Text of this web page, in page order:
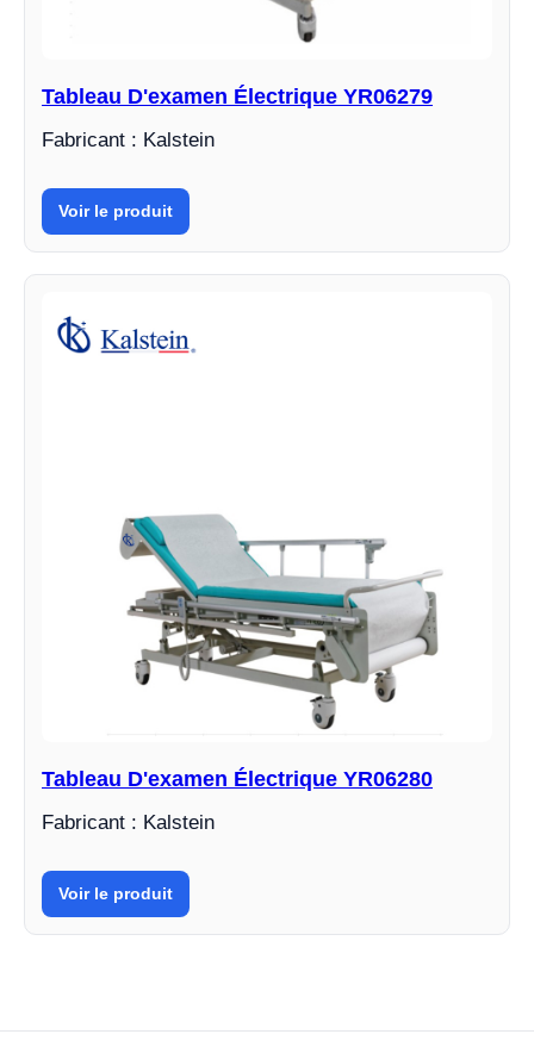
Tableau D'examen Électrique YR06279
Fabricant : Kalstein
Voir le produit
Tableau D'examen Électrique YR06280
Fabricant : Kalstein
Voir le produit